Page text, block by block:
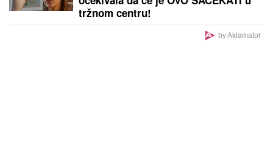
POSLE PAKLENIH VRUĆINA, STIGLI
Ljudi stradali do
udara groma, oluja napravila haos na